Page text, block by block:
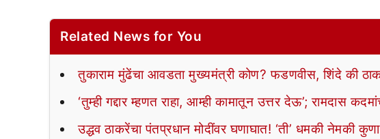
Related News for You
तुकाराम मुंढेंचा आवडता मुख्यमंत्री कोण? फडणवीस, शिंदे की
‘तुम्ही गद्दार म्हणत राहा, आम्ही कामातून उत्तर देऊ’; रामदास
उद्धव ठाकरेंचा पंतप्रधान मोदींवर घणाघात! ‘ती’ धमकी नेमकी